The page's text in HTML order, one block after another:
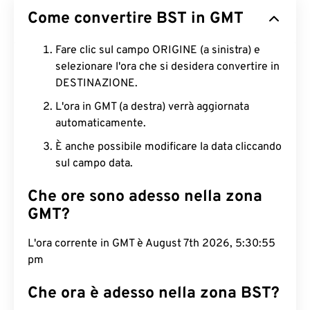
Come convertire BST in GMT
Fare clic sul campo ORIGINE (a sinistra) e
selezionare l'ora che si desidera convertire in
DESTINAZIONE.
L'ora in GMT (a destra) verrà aggiornata
automaticamente.
È anche possibile modificare la data cliccando
sul campo data.
Che ore sono adesso nella zona
GMT?
L'ora corrente in GMT è August 7th 2026, 5:30:55
pm
Che ora è adesso nella zona BST?